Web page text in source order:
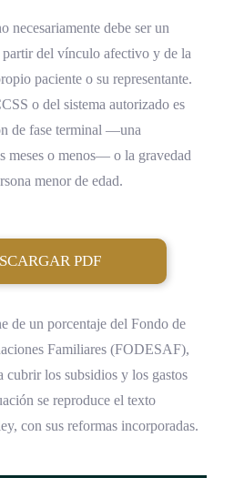
necesariamente debe ser un
del vínculo afectivo y de la
paciente o su representante.
o del sistema autorizado es
de fase terminal —una
meses o menos— o la gravedad
menor de edad.
PDF
de un porcentaje del Fondo de
Familiares (FODESAF),
cubrir los subsidios y los gastos
se reproduce el texto
con sus reformas incorporadas.